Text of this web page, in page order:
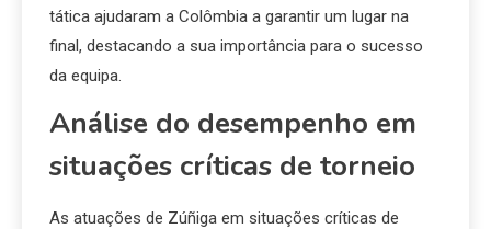
tática ajudaram a Colômbia a garantir um lugar na
final, destacando a sua importância para o sucesso
da equipa.
Análise do desempenho em
situações críticas de torneio
As atuações de Zúñiga em situações críticas de